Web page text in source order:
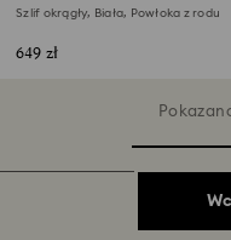
Szlif okrągły, Biała, Powłoka z rodu
649 zł